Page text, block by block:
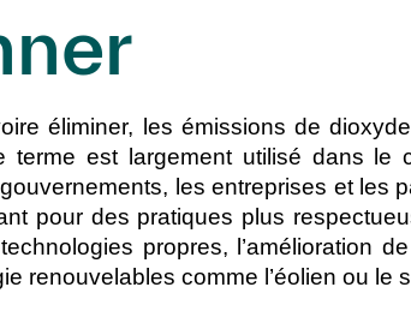
éliminer, les émissions de
terme est largement utilisé dans le
les entreprises et les
pour des pratiques plus
propres, l’amélioration
renouvelables comme l’éolien ou le